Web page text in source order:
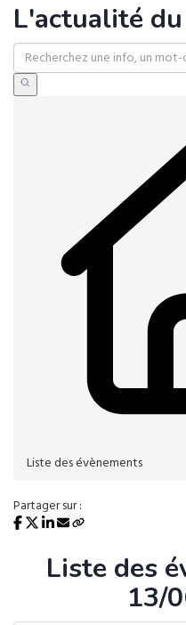
L'actualité
Liste des évènements
Partager sur :
Liste des
13/